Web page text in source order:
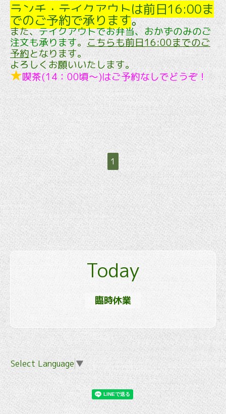
ランチ・テイクアウトは前日16:00ま
でのご予約で承ります。
また、テイクアウトでお弁当、おかずのみのご
注文も承ります。こちらも前日16:00までのご
予約となります。
よろしくお願いいたします。
★喫茶(14：00頃～)はご予約なしでどうぞ！
1
Today
臨時休業
Select Language ▼